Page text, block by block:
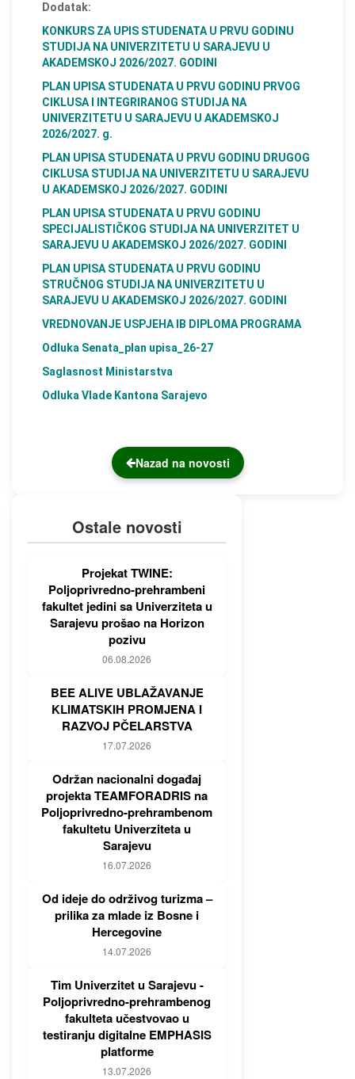
Dodatak:
KONKURS ZA UPIS STUDENATA U PRVU GODINU
STUDIJA NA UNIVERZITETU U SARAJEVU U
AKADEMSKOJ 2026/2027. GODINI
PLAN UPISA STUDENATA U PRVU GODINU PRVOG
CIKLUSA I INTEGRIRANOG STUDIJA NA
UNIVERZITETU U SARAJEVU U AKADEMSKOJ
2026/2027. g.
PLAN UPISA STUDENATA U PRVU GODINU DRUGOG
CIKLUSA STUDIJA NA UNIVERZITETU U SARAJEVU
U AKADEMSKOJ 2026/2027. GODINI
PLAN UPISA STUDENATA U PRVU GODINU
SPECIJALISTIČKOG STUDIJA NA UNIVERZITET U
SARAJEVU U AKADEMSKOJ 2026/2027. GODINI
PLAN UPISA STUDENATA U PRVU GODINU
STRUČNOG STUDIJA NA UNIVERZITETU U
SARAJEVU U AKADEMSKOJ 2026/2027. GODINI
VREDNOVANJE USPJEHA IB DIPLOMA PROGRAMA
Odluka Senata_plan upisa_26-27
Saglasnost Ministarstva
Odluka Vlade Kantona Sarajevo
Nazad na novosti
Ostale novosti
Projekat TWINE:
Poljoprivredno-prehrambeni
fakultet jedini sa Univerziteta u
Sarajevu prošao na Horizon
pozivu
06.08.2026
BEE ALIVE UBLAŽAVANJE
KLIMATSKIH PROMJENA I
RAZVOJ PČELARSTVA
17.07.2026
Održan nacionalni događaj
projekta TEAMFORADRIS na
Poljoprivredno-prehrambenom
fakultetu Univerziteta u
Sarajevu
16.07.2026
Od ideje do održivog turizma –
prilika za mlade iz Bosne i
Hercegovine
14.07.2026
Tim Univerzitet u Sarajevu -
Poljoprivredno-prehrambenog
fakulteta učestvovao u
testiranju digitalne EMPHASIS
platforme
13.07.2026